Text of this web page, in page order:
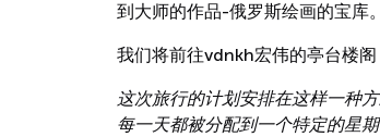
到大师的作品-俄罗斯绘画的宝库。
我们将前往vdnkh宏伟的亭台楼阁
这次旅行的计划安排在这样一种
每一天都被分配到一个特定的星